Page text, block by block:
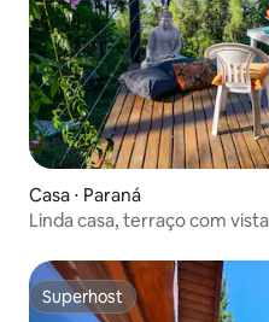
Casa ⋅ Paraná
Linda casa, terraço com
Superhost
Superhost